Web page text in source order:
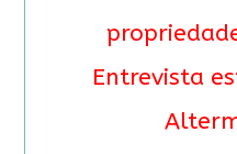
Entrevista